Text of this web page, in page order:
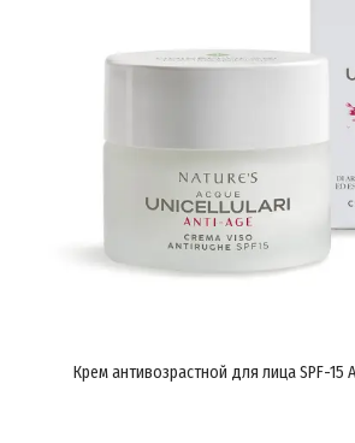
Крем антивозрастной для лица SPF-15